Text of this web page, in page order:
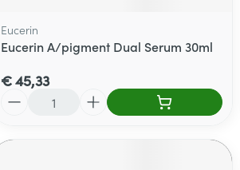
Eucerin
Eucerin A/pigment Dual Serum 30ml
€ 45,33